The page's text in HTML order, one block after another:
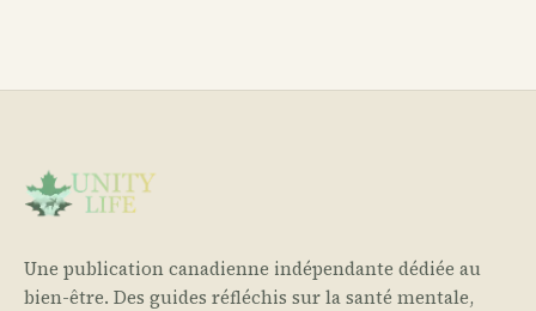
Une publication canadienne indépendante dédiée au
bien-être. Des guides réfléchis sur la santé mentale,